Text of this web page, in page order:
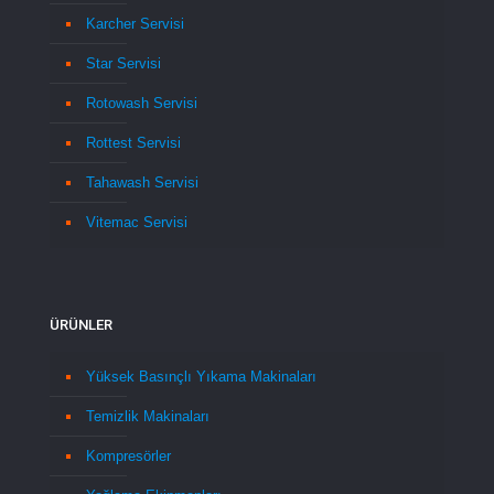
Karcher Servisi
Star Servisi
Rotowash Servisi
Rottest Servisi
Tahawash Servisi
Vitemac Servisi
ÜRÜNLER
Yüksek Basınçlı Yıkama Makinaları
Temizlik Makinaları
Kompresörler